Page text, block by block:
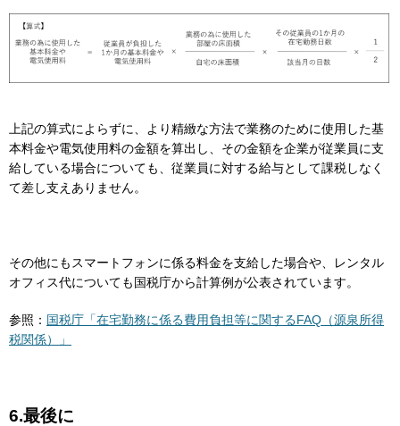
上記の算式によらずに、より精緻な方法で業務のために使用した基
本料金や電気使用料の金額を算出し、その金額を企業が従業員に支
給している場合についても、従業員に対する給与として課税しなく
て差し支えありません。
その他にもスマートフォンに係る料金を支給した場合や、レンタル
オフィス代についても国税庁から計算例が公表されています。
参照： 国税庁「在宅勤務に係る費用負担等に関するFAQ（源泉所得
税関係）」
6.最後に